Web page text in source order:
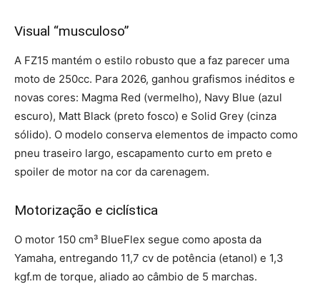
Visual “musculoso”
A FZ15 mantém o estilo robusto que a faz parecer uma
moto de 250cc. Para 2026, ganhou grafismos inéditos e
novas cores: Magma Red (vermelho), Navy Blue (azul
escuro), Matt Black (preto fosco) e Solid Grey (cinza
sólido). O modelo conserva elementos de impacto como
pneu traseiro largo, escapamento curto em preto e
spoiler de motor na cor da carenagem.
Motorização e ciclística
O motor 150 cm³ BlueFlex segue como aposta da
Yamaha, entregando 11,7 cv de potência (etanol) e 1,3
kgf.m de torque, aliado ao câmbio de 5 marchas.